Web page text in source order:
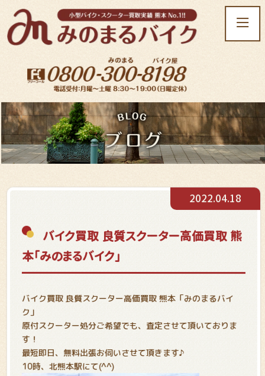
t
o
n
a
v
i
g
t
o
バイク買取 良質スクーター高価買取 熊
本「みのまるバイク」
2022.04.18
バイク買取 良質スクーター高価買取 熊本「みのまるバイ
ク」
原付スクーター処分ご希望でも、査定させて頂いておりま
す！
最短即日、無料出張お伺いさせて頂きます♪
10時、北熊本駅にて(^^)